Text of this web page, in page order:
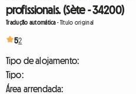
profissionais. (Sète - 34200)
Tradução automática-Título original
52
Tipo de alojamento:
Tipo:
Área arrendada: